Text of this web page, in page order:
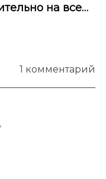
на все…
1 комментарий